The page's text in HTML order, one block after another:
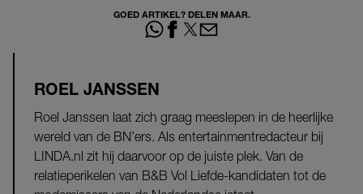
GOED ARTIKEL? DELEN MAAR.
ROEL JANSSEN
Roel Janssen laat zich graag meeslepen in de heerlijke
wereld van de BN’ers. Als entertainmentredacteur bij
LINDA.nl zit hij daarvoor op de juiste plek. Van de
relatieperikelen van B&B Vol Liefde-kandidaten tot de